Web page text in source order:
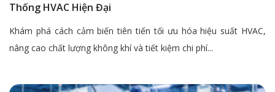
Thống HVAC Hiện Đại
Khám phá cách cảm biến tiên tiến tối ưu hóa hiệu suất HVAC,
nâng cao chất lượng không khí và tiết kiệm chi phí...